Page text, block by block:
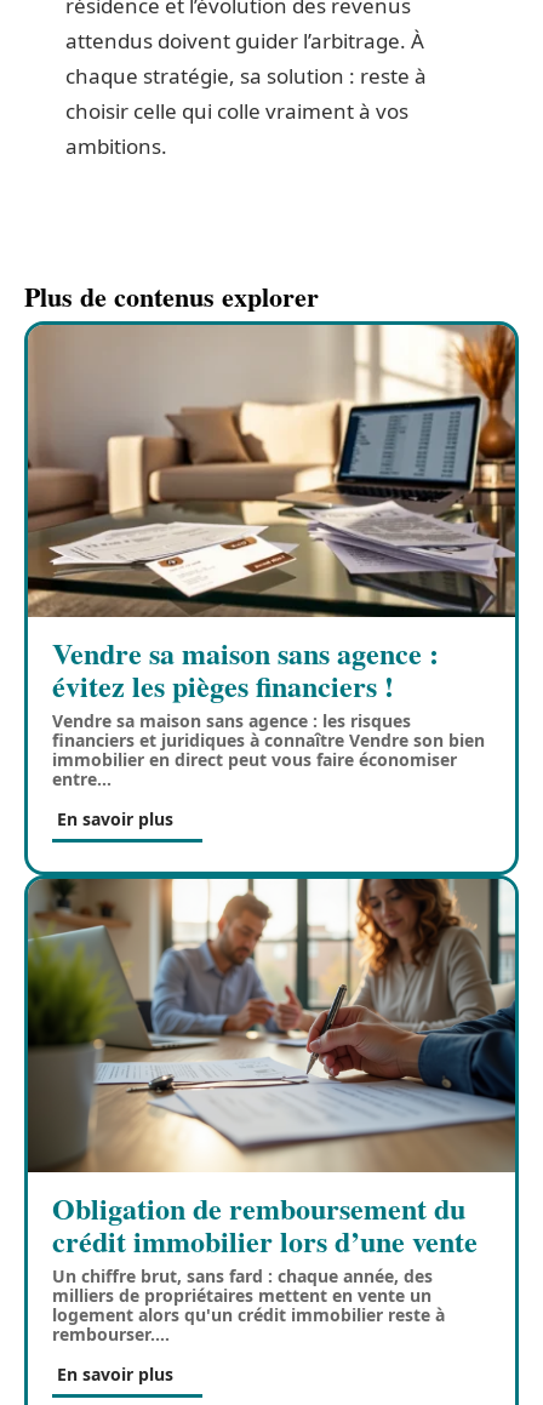
résidence et l’évolution des revenus
attendus doivent guider l’arbitrage. À
chaque stratégie, sa solution : reste à
choisir celle qui colle vraiment à vos
ambitions.
Plus de contenus explorer
Vendre sa maison sans agence :
évitez les pièges financiers !
Vendre sa maison sans agence : les risques
financiers et juridiques à connaître Vendre son bien
immobilier en direct peut vous faire économiser
entre…
En savoir plus
Obligation de remboursement du
crédit immobilier lors d’une vente
Un chiffre brut, sans fard : chaque année, des
milliers de propriétaires mettent en vente un
logement alors qu'un crédit immobilier reste à
rembourser.…
En savoir plus